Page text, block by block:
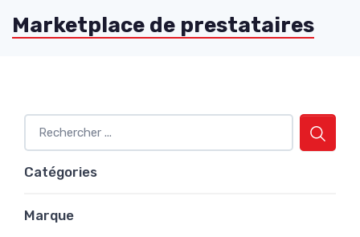
Marketplace de prestataires
Catégories
Marque